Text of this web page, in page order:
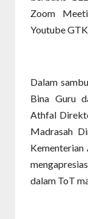
Zoom
Youtube
Dalam
Bina Guru
Athfal
Madrasah
Kementerian
dalam ToT